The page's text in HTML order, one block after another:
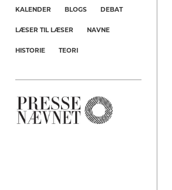
KALENDER BLOGS DEBAT
LÆSER TIL LÆSER NAVNE
HISTORIE TEORI